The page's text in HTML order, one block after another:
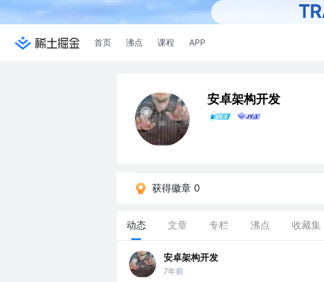
首页 沸点 课程 APP
安卓架构开发
获得徽章 0
动态 文章 专栏 沸点 收藏集
安卓架构开发
7年前